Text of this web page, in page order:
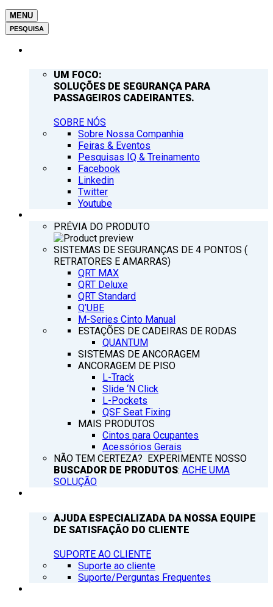
MENU
PESQUISA
UM FOCO:
SOLUÇÕES DE SEGURANÇA PARA
PASSAGEIROS CADEIRANTES.
SOBRE NÓS
Sobre Nossa Companhia
Feiras & Eventos
Pesquisas IQ & Treinamento
Facebook
Linkedin
Twitter
Youtube
PRÉVIA DO PRODUTO
SISTEMAS DE SEGURANÇAS DE 4 PONTOS (
RETRATORES E AMARRAS)
QRT MAX
QRT Deluxe
QRT Standard
Q’UBE
M-Series Cinto Manual
ESTAÇÕES DE CADEIRAS DE RODAS
QUANTUM
SISTEMAS DE ANCORAGEM
ANCORAGEM DE PISO
L-Track
Slide ‘N Click
L-Pockets
QSF Seat Fixing
MAIS PRODUTOS
Cintos para Ocupantes
Acessórios Gerais
NÃO TEM CERTEZA? EXPERIMENTE NOSSO
BUSCADOR DE PRODUTOS: ACHE UMA
SOLUÇÃO
AJUDA ESPECIALIZADA DA NOSSA EQUIPE
DE SATISFAÇÃO DO CLIENTE
SUPORTE AO CLIENTE
Suporte ao cliente
Suporte/Perguntas Frequentes